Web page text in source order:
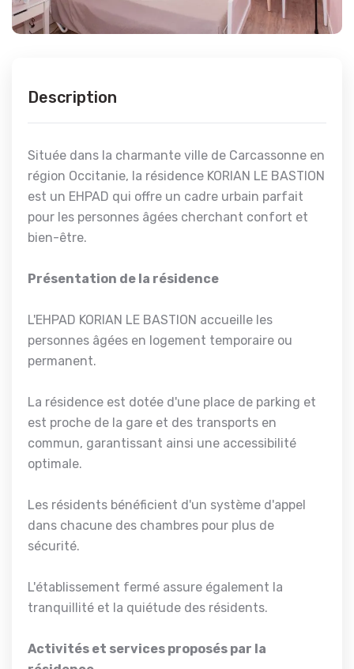
Description
Située dans la charmante ville de Carcassonne en
région Occitanie, la résidence KORIAN LE BASTION
est un EHPAD qui offre un cadre urbain parfait
pour les personnes âgées cherchant confort et
bien-être.
Présentation de la résidence
L'EHPAD KORIAN LE BASTION accueille les
personnes âgées en logement temporaire ou
permanent.
La résidence est dotée d'une place de parking et
est proche de la gare et des transports en
commun, garantissant ainsi une accessibilité
optimale.
Les résidents bénéficient d'un système d'appel
dans chacune des chambres pour plus de
sécurité.
L'établissement fermé assure également la
tranquillité et la quiétude des résidents.
Activités et services proposés par la